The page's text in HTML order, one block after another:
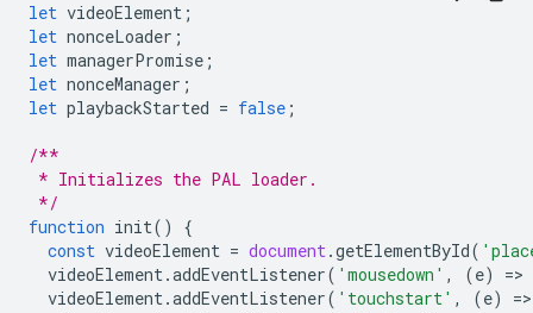
let videoElement ;
let nonceLoader ;
let managerPromise ;
let nonceManager ;
let playbackStarted = false ;
/**
* Initializes the PAL loader.
*/
function init()
{
const videoElement = document.getElementById(
videoElement.addEventListener( 'mousedown' , (e) =>
videoElement.addEventListener( 'touchstart' , (e) =>